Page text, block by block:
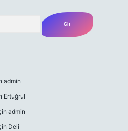
admin
Ertuğrul
admin
Deli